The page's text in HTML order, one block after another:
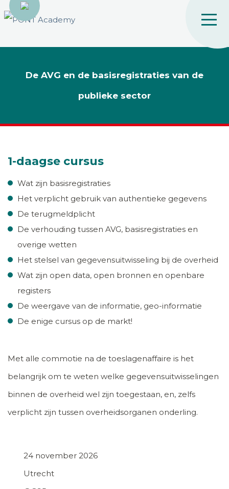
De AVG en de basisregistraties van de
publieke sector
1-daagse cursus
Wat zijn basisregistraties
Het verplicht gebruik van authentieke gegevens
De terugmeldplicht
De verhouding tussen AVG, basisregistraties en
overige wetten
Het stelsel van gegevensuitwisseling bij de overheid
Wat zijn open data, open bronnen en openbare
registers
De weergave van de informatie, geo-informatie
De enige cursus op de markt!
Met alle commotie na de toeslagenaffaire is het
belangrijk om te weten welke gegevensuitwisselingen
binnen de overheid wel zijn toegestaan, en, zelfs
verplicht zijn tussen overheidsorganen onderling.
24 november 2026
Utrecht